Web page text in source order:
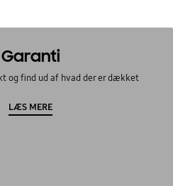
Garanti
og find ud af hvad der er dækket
LÆS MERE